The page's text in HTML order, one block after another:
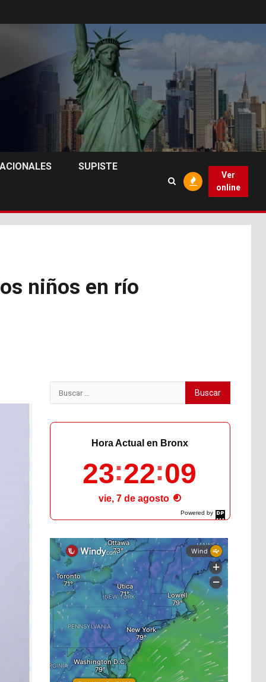
SUPISTE
Ver
online
niños en río
Buscar:
Powered by
DaysPedia.com
Hora Actual en Bronx
23 22 10
vie, 7 de agosto